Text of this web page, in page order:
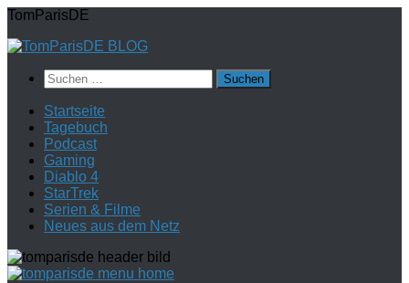
Zum
springen
TomParisDE
Suchen
nach:
Startseite
Tagebuch
Podcast
Gaming
Diablo 4
StarTrek
Serien & Filme
Neues aus dem Netz